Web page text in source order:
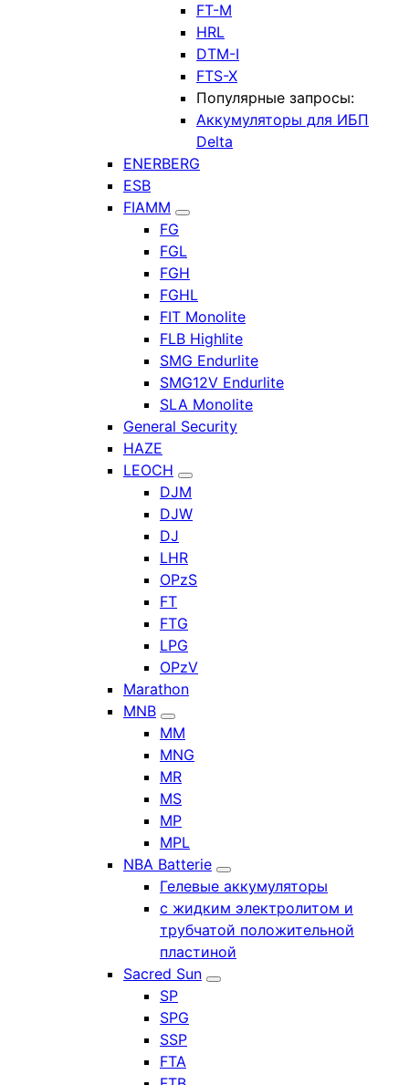
FT-M
HRL
DTM-I
FTS-X
Популярные запросы:
Аккумуляторы для ИБП
Delta
ENERBERG
ESB
FIAMM
FG
FGL
FGH
FGHL
FIT Monolite
FLB Highlite
SMG Endurlite
SMG12V Endurlite
SLA Monolite
General Security
HAZE
LEOCH
DJM
DJW
DJ
LHR
OPzS
FT
FTG
LPG
OPzV
Marathon
MNB
MM
MNG
MR
MS
MP
MPL
NBA Batterie
Гелевые аккумуляторы
с жидким электролитом и
трубчатой положительной
пластиной
Sacred Sun
SP
SPG
SSP
FTA